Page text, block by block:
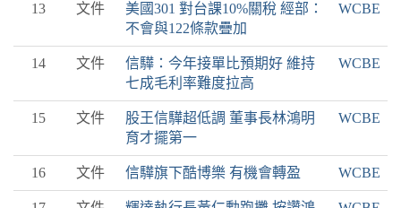
13 文件
美國301 對台課10%關稅 經部：
不會與122條款疊加
WCBE
14 文件
信驊：今年接單比預期好 維持
七成毛利率難度拉高
WCBE
15 文件
股王信驊超低調 董事長林鴻明
育才擺第一
WCBE
16 文件 信驊旗下酷博樂 有機會轉盈 WCBE